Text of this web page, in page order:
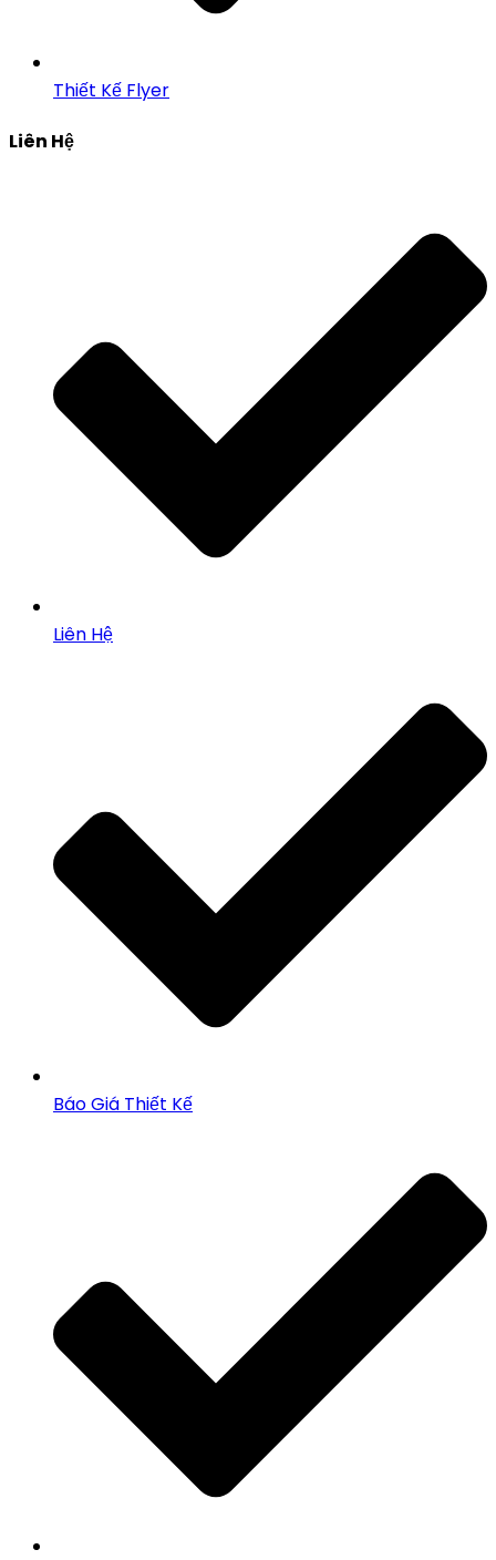
Thiết Kế Flyer
Liên Hệ
Liên Hệ
Báo Giá Thiết Kế